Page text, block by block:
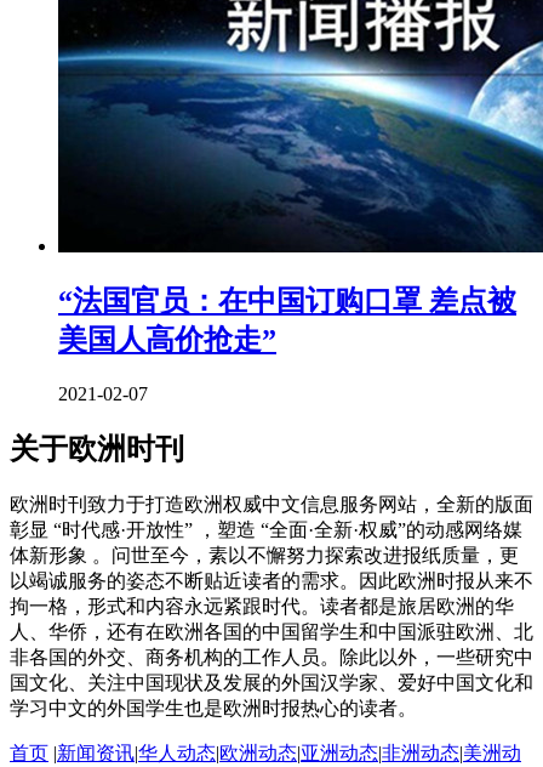
“法国官员：在中国订购口罩 差点被
美国人高价抢走”
2021-02-07
关于欧洲时刊
欧洲时刊致力于打造欧洲权威中文信息服务网站，全新的版面
彰显 “时代感·开放性” ，塑造 “全面·全新·权威”的动感网络媒
体新形象 。问世至今，素以不懈努力探索改进报纸质量，更
以竭诚服务的姿态不断贴近读者的需求。因此欧洲时报从来不
拘一格，形式和内容永远紧跟时代。读者都是旅居欧洲的华
人、华侨，还有在欧洲各国的中国留学生和中国派驻欧洲、北
非各国的外交、商务机构的工作人员。除此以外，一些研究中
国文化、关注中国现状及发展的外国汉学家、爱好中国文化和
学习中文的外国学生也是欧洲时报热心的读者。
首页 |新闻资讯|华人动态|欧洲动态|亚洲动态|非洲动态|美洲动